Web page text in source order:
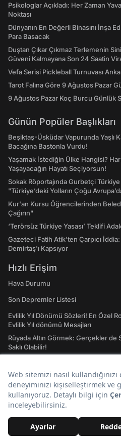
Psikologlar Açıkladı: Her Zaman
Noktası
Dünyanın En Değerli Binasını İnşa
Para Basacak
Duştan Çıkar Çıkmaz Terlemenin
Güveni Kalmayana Son 24 Saatin
Vefa Serisi Pickleball Turnuvası
Tarot Falına Göre 9 Ağustos Pazar
9 Ağustos Pazar Koç Burcu Günlük
Günün Popüler Başlıkları
Beşiktaş-Üsküdar Vapurunda Yaşlı
Bacağına Bastonla Vurdu!
Yaşamak İstediğin Ülke Hangisi?
Yaşayacağın Hayatı Seçiyorsun!
Sokak Röportajında Gurbetçi Türkiye
"Türkiye’deki Yolların Çoğu
Kur'an Kursu Öğrencilerinden
Çağırın"
‘Terörsüz Türkiye Yasası’ Teklifi
Gazeteci Fatih Atik'ten Çarpıcı
Demirtaş'ı Kapsıyor
Hızlı Erişim
Hava Durumu
Son Depremler Listesi
Evlilik Yıl Dönümü Sözleri! En Özel
Evlilik Yıl dönümü Mesajları
Rüyada Altın Görmek: Gerçekler de
Saklı Olabilir!
Emojilerin Anlamları: 2023
Çok Kullanılan Emojiler ve Anlamları
Atasözleri ve Anlamları: A'dan Z'ye
Tavla Diziliş Şekli Nasıldır? Erkek
ve Oynama Yönleri